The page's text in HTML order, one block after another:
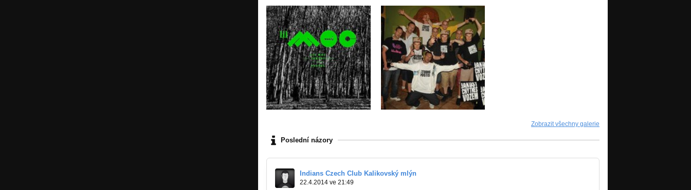
Zobrazit všechny galerie
Poslední názory
Indians Czech Club Kalikovský mlýn
22.4.2014 ve 21:49